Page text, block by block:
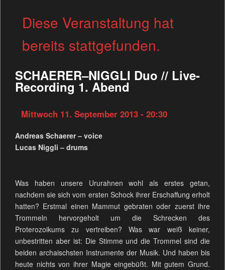
Diese Veranstaltung hat
bereits stattgefunden.
SCHAERER–NIGGLI Duo // Live-
Recording 1. Abend
Mittwoch 11. September 2013 - 20:30
Andreas Schaerer – voice
Lucas Niggli – drums
Was haben unsere Ururahnen wohl als erstes getan,
nachdem sie sich vom ersten Schock ihrer Erschaffung erholt
hatten? Erstmal einen Mammut gebraten oder zuerst ihre
Trommeln hervorgeholt um die Schrecken des
Proterozoikums zu vertreiben? Was war weiß keiner,
unbestritten aber ist: Die Stimme und die Trommel sind die
beiden archaischsten Instrumente der Musik. Und haben bis
heute nichts von ihrer Magie eingebüßt. Mit gutem Grund.